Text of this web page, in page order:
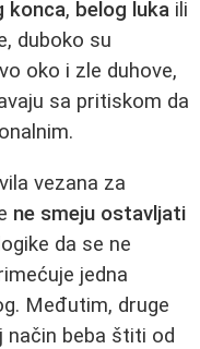
konca, belog luka ili
duboko su
oko i zle duhove,
sa pritiskom da
vezana za
ne smeju ostavljati
da se ne
jedna
Međutim, druge
način beba štiti od